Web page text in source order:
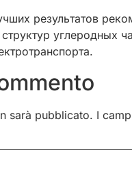
результатов
углеродных
sarà pubblicato. I